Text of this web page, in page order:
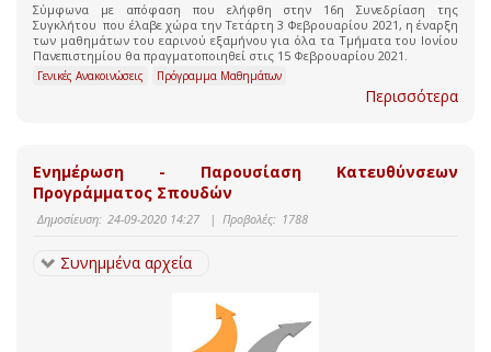
Σύμφωνα με απόφαση που ελήφθη στην 16η Συνεδρίαση της
Συγκλήτου που έλαβε χώρα την Τετάρτη 3 Φεβρουαρίου 2021, η έναρξη
των μαθημάτων του εαρινού εξαμήνου για όλα τα Τμήματα του Ιονίου
Πανεπιστημίου θα πραγματοποιηθεί στις 15 Φεβρουαρίου 2021.
Γενικές Ανακοινώσεις Πρόγραμμα Μαθημάτων
Περισσότερα
Ενημέρωση - Παρουσίαση Κατευθύνσεων
Προγράμματος Σπουδών
Δημοσίευση: 24-09-2020 14:27 | Προβολές: 1788
Συνημμένα αρχεία